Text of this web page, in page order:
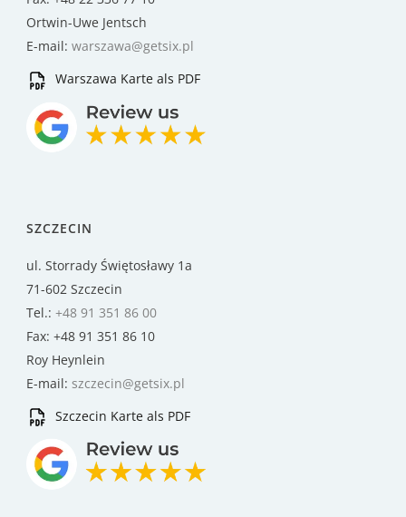
Ortwin-Uwe Jentsch
E-mail: warszawa@getsix.pl
Warszawa Karte als PDF
SZCZECIN
ul. Storrady Świętosławy 1a
71-602 Szczecin
Tel.: +48 91 351 86 00
Fax: +48 91 351 86 10
Roy Heynlein
E-mail: szczecin@getsix.pl
Szczecin Karte als PDF